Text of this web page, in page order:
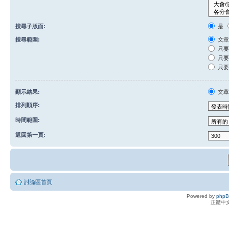
搜尋子版面: 是
搜尋範圍:
文
只
只
只
顯示結果: 文章
排列順序:
時間範圍:
返回第一頁:
討論區首頁
Powered by
正體中